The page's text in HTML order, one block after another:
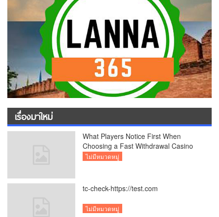
เรื่องมาใหม่
What Players Notice First When
Choosing a Fast Withdrawal Casino
UK
ไม่มีหมวดหมู่
tc-check-https://test.com
ไม่มีหมวดหมู่